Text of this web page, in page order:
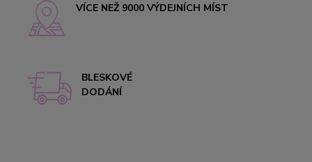
VÍCE NEŽ 9000 VÝDEJNÍCH MÍST
BLESKOVÉ
DODÁNÍ